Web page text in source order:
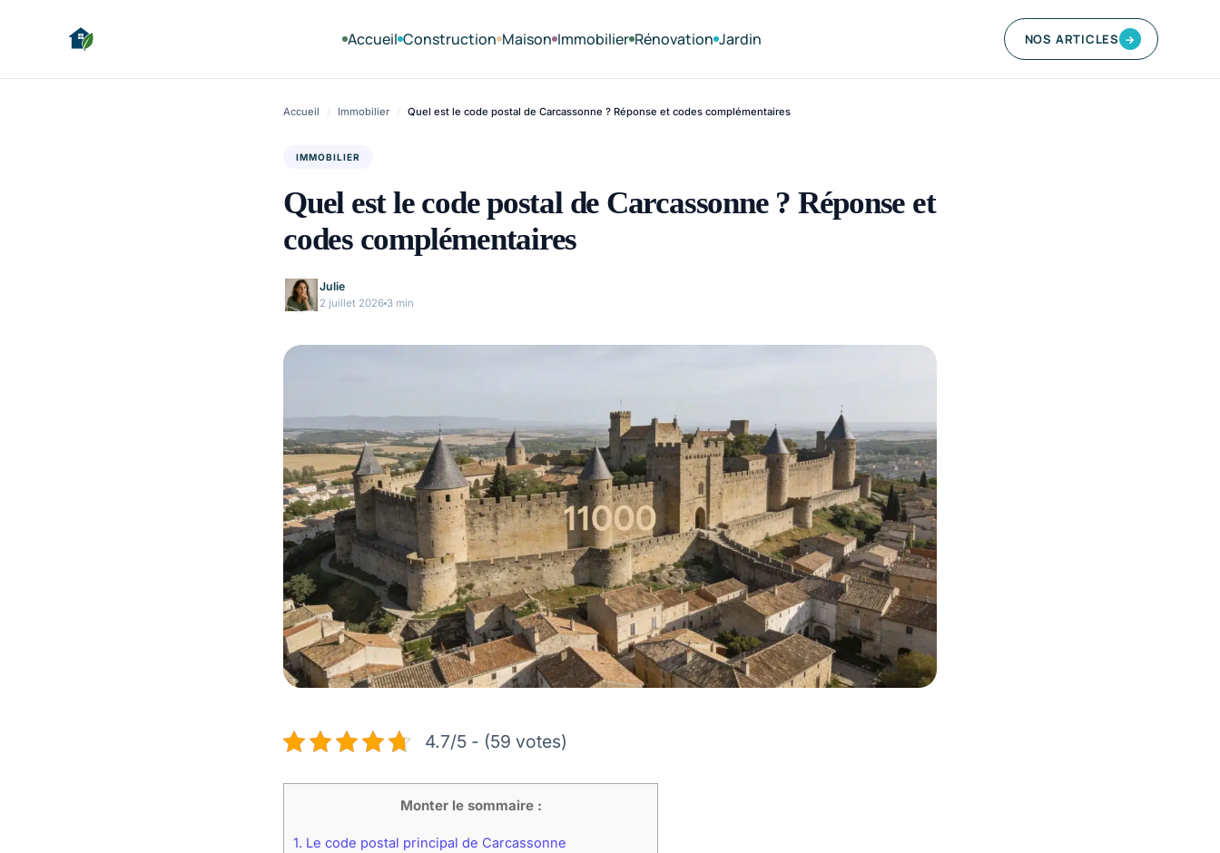
Accueil Construction Maison Immobilier Rénovation Jardin NOS ARTICLES →
Accueil / Immobilier / Quel est le code postal de Carcassonne ? Réponse et codes complémentaires
IMMOBILIER
Quel est le code postal de Carcassonne ? Réponse et
codes complémentaires
Julie
2 juillet 2026 3 min
4.7/5 - (59 votes)
Monter le sommaire :
1. Le code postal principal de Carcassonne